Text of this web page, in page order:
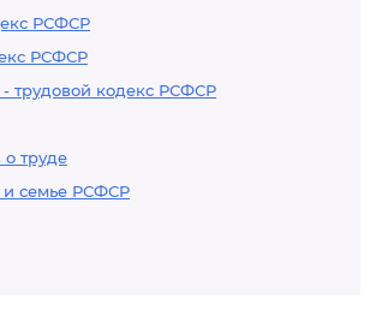
РСФСР
РСФСР
трудовой кодекс РСФСР
о труде
и семье РСФСР